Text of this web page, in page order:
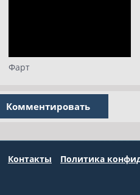
Фарт
Комментировать
Контакты Политика